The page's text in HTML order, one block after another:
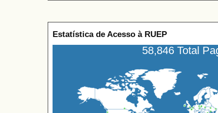
Estatística de Acesso à RUEP
58,846 Total